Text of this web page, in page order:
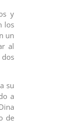
y
los
un
al
su
a
de